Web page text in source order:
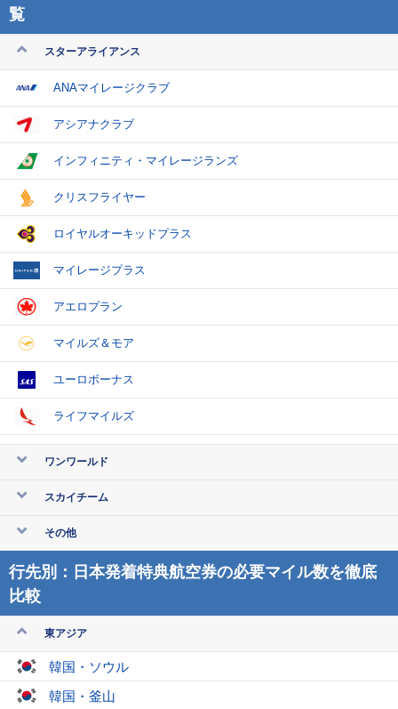
覧
スターアライアンス
ANAマイレージクラブ
アシアナクラブ
インフィニティ・マイレージランズ
クリスフライヤー
ロイヤルオーキッドプラス
マイレージプラス
アエロプラン
マイルズ＆モア
ユーロボーナス
ライフマイルズ
ワンワールド
スカイチーム
その他
行先別：日本発着特典航空券の必要マイル数を徹底
比較
東アジア
韓国・ソウル
韓国・釜山